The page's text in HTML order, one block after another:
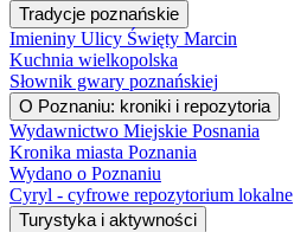
Tradycje poznańskie
Imieniny Ulicy Święty Marcin
Kuchnia wielkopolska
Słownik gwary poznańskiej
O Poznaniu: kroniki i repozytoria
Wydawnictwo Miejskie Posnania
Kronika miasta Poznania
Wydano o Poznaniu
Cyryl - cyfrowe repozytorium lokalne
Turystyka i aktywności